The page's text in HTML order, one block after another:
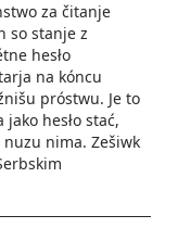
za čitanje
so stanje z
hesło
na kóncu
próstwu. Je to
jako hesło stać,
nima. Zešiwk